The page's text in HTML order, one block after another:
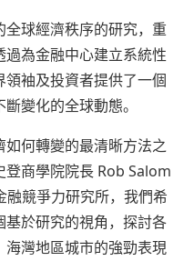
球經濟秩序的研究，重
為金融中心建立系統性
袖及投資者提供了一個
變化的全球動態。
如何轉變的最清晰方法之
商學院院長 Rob Salom
融競爭力研究所，我們希
於研究的視角，探討各
灣地區城市的強勁表現